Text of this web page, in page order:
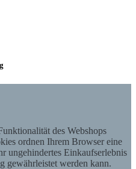
des Webshops
ordnen Ihrem Browser eine
ungehindertes Einkaufserlebnis
gewährleistet werden kann.